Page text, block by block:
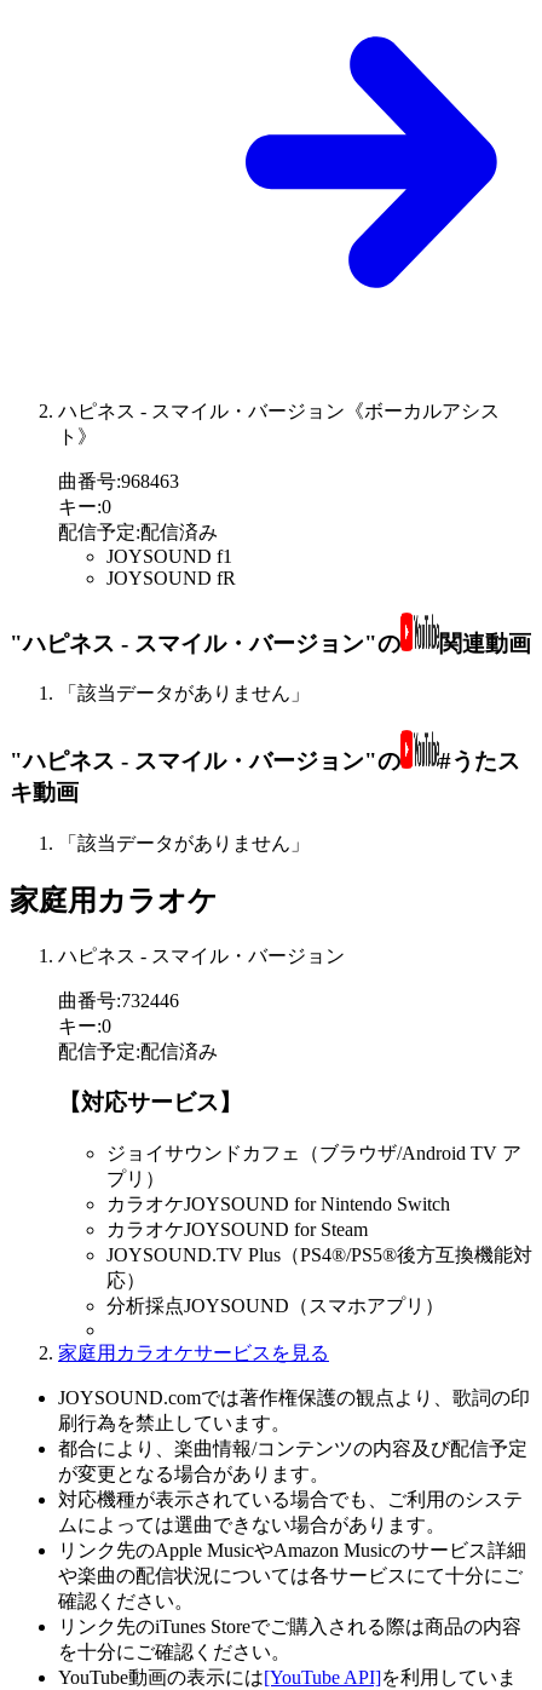
ハピネス - スマイル・バージョン《ボーカルアシス
ト》
曲番号:968463
キー:0
配信予定:配信済み
JOYSOUND f1
JOYSOUND fR
"ハピネス - スマイル・バージョン"の 関連動画
「該当データがありません」
"ハピネス - スマイル・バージョン"の
#うたス
キ動画
「該当データがありません」
家庭用カラオケ
ハピネス - スマイル・バージョン
曲番号:732446
キー:0
配信予定:配信済み
【対応サービス】
ジョイサウンドカフェ（ブラウザ/Android TV ア
プリ）
カラオケJOYSOUND for Nintendo Switch
カラオケJOYSOUND for Steam
JOYSOUND.TV Plus（PS4®/PS5®後方互換機能対
応）
分析採点JOYSOUND（スマホアプリ）
家庭用カラオケサービスを見る
JOYSOUND.comでは著作権保護の観点より、歌詞の印
刷行為を禁止しています。
都合により、楽曲情報/コンテンツの内容及び配信予定
が変更となる場合があります。
対応機種が表示されている場合でも、ご利用のシステ
ムによっては選曲できない場合があります。
リンク先のApple MusicやAmazon Musicのサービス詳細
や楽曲の配信状況については各サービスにて十分にご
確認ください。
リンク先のiTunes Storeでご購入される際は商品の内容
を十分にご確認ください。
YouTube動画の表示には[YouTube API]を利用していま